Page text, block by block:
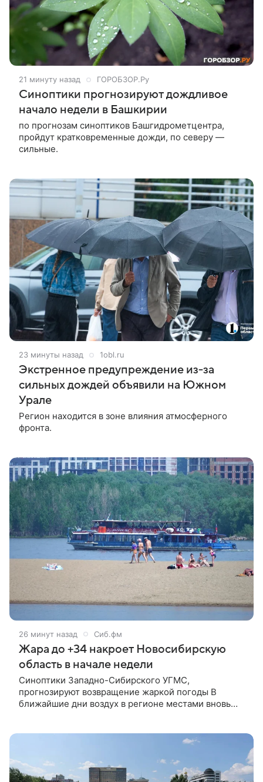
21 минуту назад ГОРОБЗОР.Ру
Синоптики прогнозируют дождливое
начало недели в Башкирии
по прогнозам синоптиков Башгидрометцентра,
пройдут кратковременные дожди, по северу —
сильные.
23 минуты назад 1obl.ru
Экстренное предупреждение из‑за
сильных дождей объявили на Южном
Урале
Регион находится в зоне влияния атмосферного
фронта.
26 минут назад Сиб.фм
Жара до +34 накроет Новосибирскую
область в начале недели
Синоптики Западно-Сибирского УГМС,
прогнозируют возвращение жаркой погоды В
ближайшие дни воздух в регионе местами вновь